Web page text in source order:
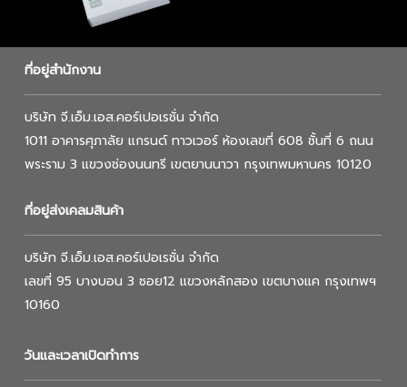
ที่อยู่สำนักงาน
บริษัท จี.เอ็ม.เอส.คอร์เปอเรชั่น จำกัด
1011 อาคารศุภาลัย แกรนด์ ทาวเวอร์ ห้องเลขที่ 608 ชั้นที่ 6 ถนน
พระราม 3 แขวงช่องนนทรี เขตยานนาวา กรุงเทพมหานคร 10120
ที่อยู่ส่งเคลมสินค้า
บริษัท จี.เอ็ม.เอส.คอร์เปอเรชั่น จำกัด
เลขที่ 95 บางบอน 3 ซอย12 แขวงหลักสอง เขตบางแค กรุงเทพฯ
10160
วันและเวลาเปิดทำการ